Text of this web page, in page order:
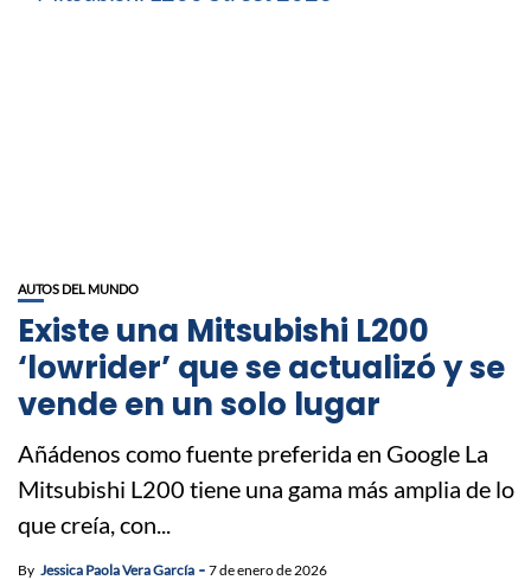
AUTOS DEL MUNDO
Existe una Mitsubishi L200
‘lowrider’ que se actualizó y se
vende en un solo lugar
Añádenos como fuente preferida en Google La
Mitsubishi L200 tiene una gama más amplia de lo
que creía, con...
By Jessica Paola Vera García 7 de enero de 2026